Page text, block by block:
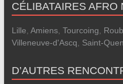
CÉLIBATAIRES AFRO
Lille Amiens, Tourcoing
Villeneuve-d'Ascq
Saint-
D’AUTRES